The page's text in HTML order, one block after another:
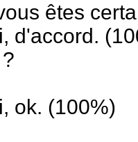
êtes
d'accord.
ok. (100%)